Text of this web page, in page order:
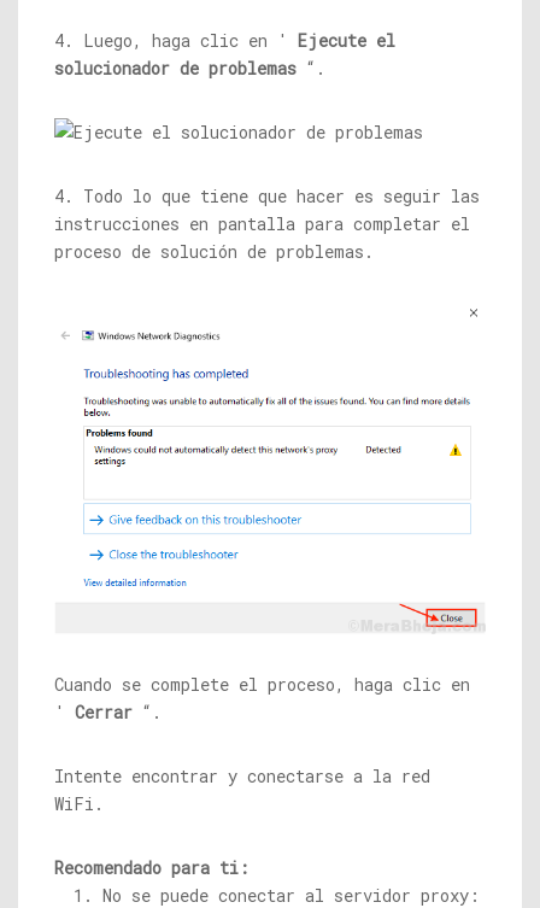
4. Luego, haga clic en ' Ejecute el
solucionador de problemas “.
4. Todo lo que tiene que hacer es seguir las
instrucciones en pantalla para completar el
proceso de solución de problemas.
Cuando se complete el proceso, haga clic en
' Cerrar “.
Intente encontrar y conectarse a la red
WiFi.
Recomendado para ti:
No se puede conectar al servidor proxy: